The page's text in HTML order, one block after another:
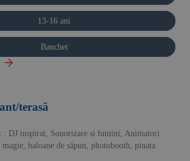
13-16 ani
Banchet
terasă
: DJ inspirat, Sonorizare si lumini, Animatori
baloane de săpun, photobooth, pinata